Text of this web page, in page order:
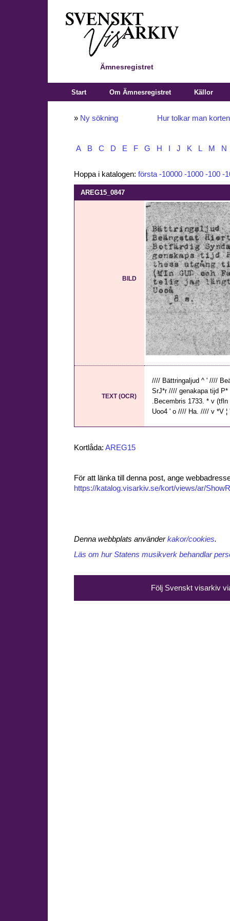
Ämnesregistret
Start Om Ämnesregistret Källor
» Ny sökning Hur tolkar man
A B C D E F G H J K L M N
Hoppa i katalogen: första -10000 -1000 -100 -
AREG15_0847
BILD
TEXT (OCR)
//// Bättringaljud ^ ' ////
SrJ*r //// genakapa tijd
.Becembris 1733. * v
Uoo4 ' o //// Ha. //// v *V
Kortlåda: AREG15
För att länka till denna post, ange
https://katalog.visarkiv.se/kort/views/ar/
Denna webbplats använderkakor/cookies.
Läs om hur Statens musikverk behandlar
Följ Svenskt visarkiv